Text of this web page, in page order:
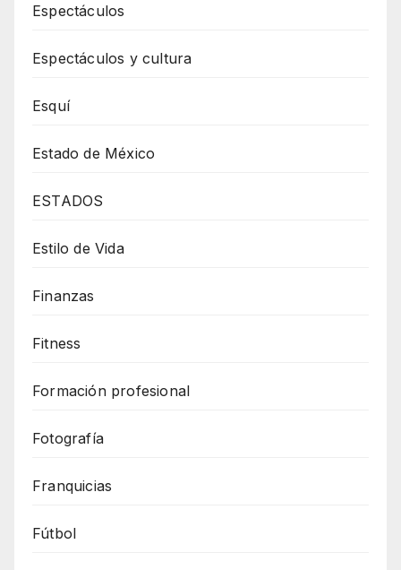
Espectáculos
Espectáculos y cultura
Esquí
Estado de México
ESTADOS
Estilo de Vida
Finanzas
Fitness
Formación profesional
Fotografía
Franquicias
Fútbol